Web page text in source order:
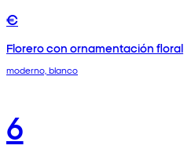
€
Florero con ornamentación floral
moderno, blanco
6